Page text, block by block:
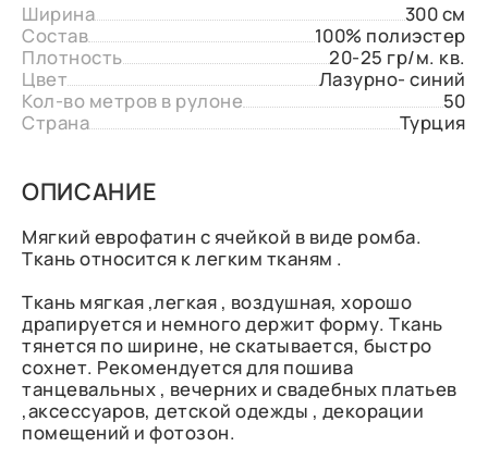
Ширина
300 см
Состав
100% полиэстер
Плотность
20-25 гр/м. кв.
Цвет
Лазурно- синий
Кол-во метров в рулоне
50
Страна
Турция
ОПИСАНИЕ
Мягкий еврофатин с ячейкой в виде ромба.
Ткань относится к легким тканям .
Ткань мягкая ,легкая , воздушная, хорошо
драпируется и немного держит форму. Ткань
тянется по ширине, не скатывается, быстро
сохнет. Рекомендуется для пошива
танцевальных , вечерних и свадебных платьев
,аксессуаров, детской одежды , декорации
помещений и фотозон.